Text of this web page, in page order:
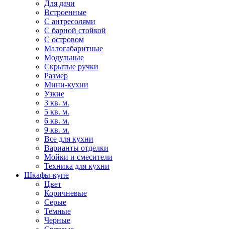
Для дачи
Встроенные
С антресолями
С барной стойкой
С островом
Малогабаритные
Модульные
Скрытые ручки
Размер
Мини-кухни
Узкие
3 кв. м.
5 кв. м.
6 кв. м.
9 кв. м.
Все для кухни
Варианты отделки
Мойки и смесители
Техника для кухни
Шкафы-купе
Цвет
Коричневые
Серые
Темные
Черные